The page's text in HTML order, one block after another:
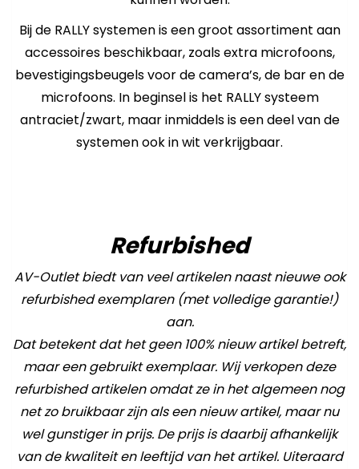
Bij de RALLY systemen is een groot assortiment aan
accessoires beschikbaar, zoals extra microfoons,
bevestigingsbeugels voor de camera’s, de bar en de
microfoons. In beginsel is het RALLY systeem
antraciet/zwart, maar inmiddels is een deel van de
systemen ook in wit verkrijgbaar.
Refurbished
AV-Outlet biedt van veel artikelen naast nieuwe ook
refurbished exemplaren (met volledige garantie!)
aan.
Dat betekent dat het geen 100% nieuw artikel betreft,
maar een gebruikt exemplaar. Wij verkopen deze
refurbished artikelen omdat ze in het algemeen nog
net zo bruikbaar zijn als een nieuw artikel, maar nu
wel gunstiger in prijs. De prijs is daarbij afhankelijk
van de kwaliteit en leeftijd van het artikel. Uiteraard